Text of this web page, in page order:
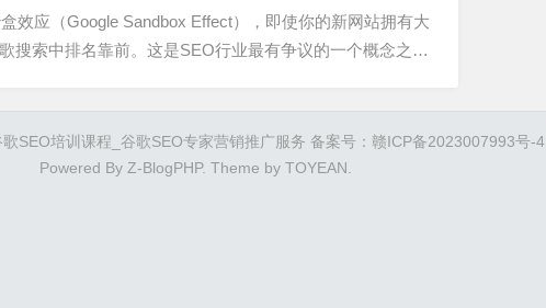
效应（Google Sandbox Effect），即使你的新网站拥有大
搜索中排名靠前。这是SEO行业最有争议的一个概念之
SEO培训课程_谷歌SEO专家营销推广服务 备案号： 赣ICP备2023007993号-4
Powered By Z-BlogPHP. Theme by TOYEAN